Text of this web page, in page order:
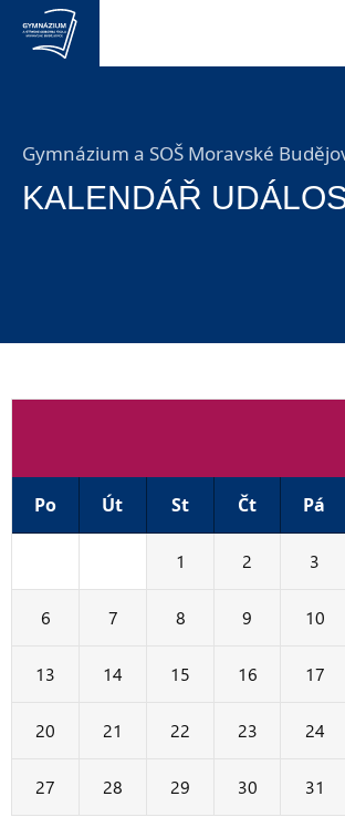
Gymnázium a SOŠ Moravské
KALENDÁŘ
Po Út St Čt Pá
1 2 3
6 7 8 9 10
13 14 15 16 17
20 21 22 23 24
27 28 29 30 31